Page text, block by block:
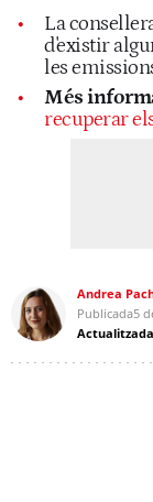
La
d'existir
les
Més
recuperar
Andrea
Publicada5
Actualitzada